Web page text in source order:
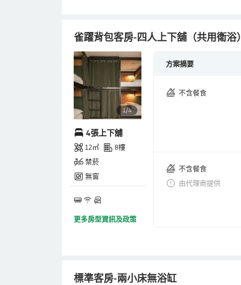
雀躍背包客房-四人上下舖（共用衛浴）
1/4
4張上下舖
12㎡
8樓
禁菸
無窗
更多房型資訊及政策
方案摘要
不含餐食
不含餐食
由代理商提供
標準客房-兩小床無浴缸